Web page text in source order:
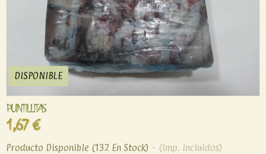
DISPONIBLE
PUNTILLITAS
1,67 €
Producto Disponible (132 En Stock) - (Imp. Incluidos)